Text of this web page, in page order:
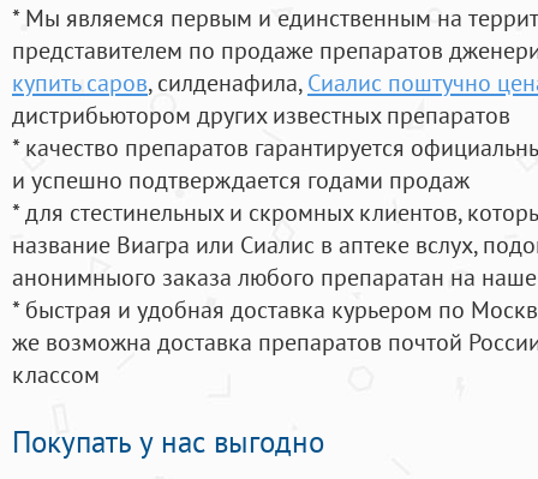
* Мы являемся первым и единственным на
представителем по продаже препаратов
купить саров, силденафила, Сиалис поштучно
дистрибьютором других известных препаратов
* качество препаратов гарантируется
и успешно подтверждается годами продаж
* для стестинельных и скромных клиентов,
название Виагра или Сиалис в аптеке вслух,
анонимныого заказа любого препаратан на
* быстрая и удобная доставка курьером по
же возможна доставка препаратов почтой
классом
Покупать у нас выгодно